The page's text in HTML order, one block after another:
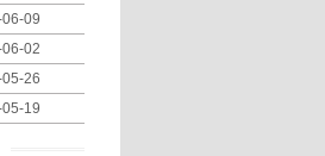
09
02
26
19